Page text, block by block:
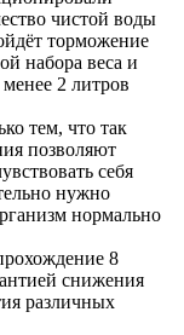
чистой воды
торможение
набора веса и
2 литров
тем, что так
позволяют
себя
нужно
нормально
8
снижения
различных